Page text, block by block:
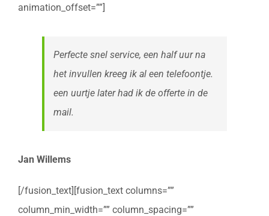
animation_offset=””]
Perfecte snel service, een half uur na
het invullen kreeg ik al een telefoontje.
een uurtje later had ik de offerte in de
mail.
Jan Willems
[/fusion_text][fusion_text columns=””
column_min_width=”” column_spacing=””